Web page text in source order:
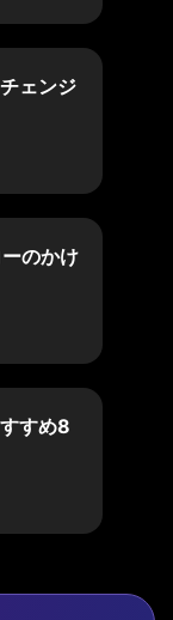
ェンジ
のかけ
すめ8